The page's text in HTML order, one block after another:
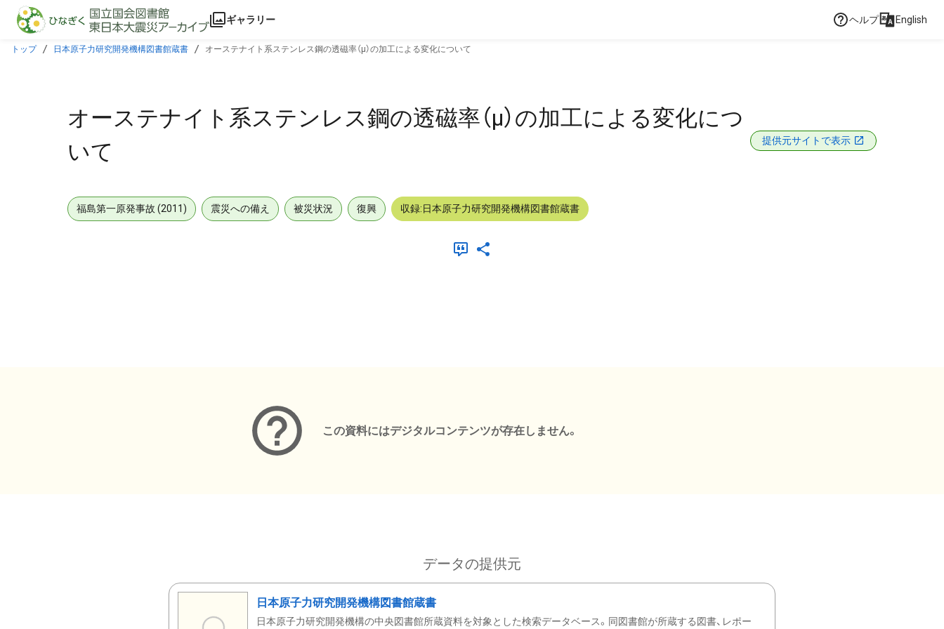
本文に飛ぶ
ギャラリー ヘルプ English
トップ 日本原子力研究開発機構図書館蔵書 オーステナイト系ステンレス鋼の透磁率（μ）の加工による変化について
オーステナイト系ステンレス鋼の透磁率（μ）の加工による変化につ
いて
提供元サイトで表示
福島第一原発事故 (2011) 震災への備え 被災状況 復興 収録:日本原子力研究開発機構図書館蔵書
この資料にはデジタルコンテンツが存在しません。
データの提供元
日本原子力研究開発機構図書館蔵書
日本原子力研究開発機構の中央図書館所蔵資料を対象とした検索データベース。同図書館が所蔵する図書、レポー